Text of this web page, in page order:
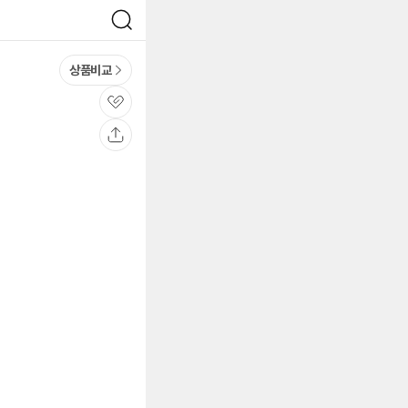
검
색
상품비교
관
심